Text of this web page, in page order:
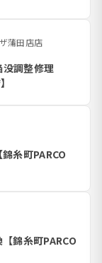
蒲田店店
調整修理
糸町PARCO
錦糸町PARCO